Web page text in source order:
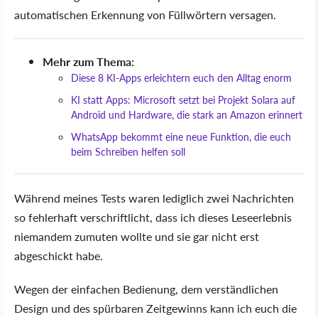
automatischen Erkennung von Füllwörtern versagen.
Mehr zum Thema:
Diese 8 KI-Apps erleichtern euch den Alltag enorm
KI statt Apps: Microsoft setzt bei Projekt Solara auf
Android und Hardware, die stark an Amazon erinnert
WhatsApp bekommt eine neue Funktion, die euch
beim Schreiben helfen soll
Während meines Tests waren lediglich zwei Nachrichten
so fehlerhaft verschriftlicht, dass ich dieses Leseerlebnis
niemandem zumuten wollte und sie gar nicht erst
abgeschickt habe.
Wegen der einfachen Bedienung, dem verständlichen
Design und des spürbaren Zeitgewinns kann ich euch die